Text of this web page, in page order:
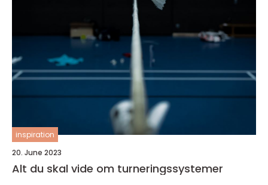
inspiration
20. June 2023
Alt du skal vide om turneringssystemer